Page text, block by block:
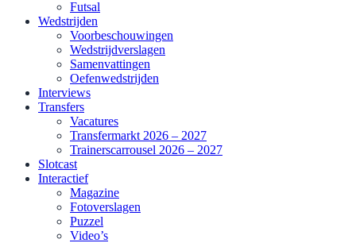
Futsal
Wedstrijden
Voorbeschouwingen
Wedstrijdverslagen
Samenvattingen
Oefenwedstrijden
Interviews
Transfers
Vacatures
Transfermarkt 2026 – 2027
Trainerscarrousel 2026 – 2027
Slotcast
Interactief
Magazine
Fotoverslagen
Puzzel
Video’s